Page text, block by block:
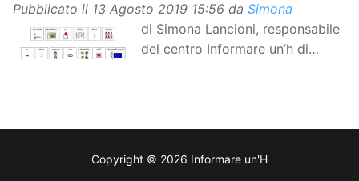
Pubblicato il 13 Agosto 2019 15:56 da Simona
di Simona Lancioni, responsabile
del centro Informare un’h di
aumentativa alternativa (CAA) del “Secondo Manifesto
nell’Unione Europea”. La rivendicazione ed il
Copyright © 2026 Informare un'H